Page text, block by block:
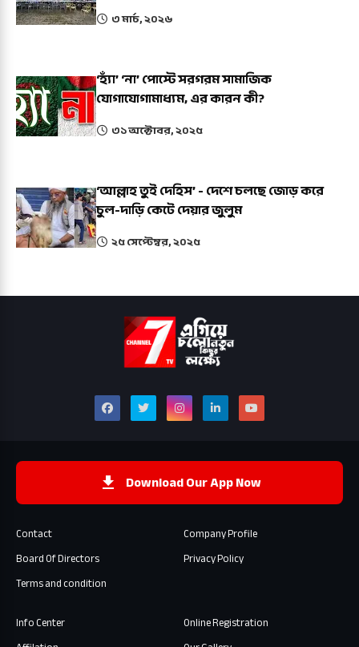
৩ মার্চ, ২০২৬
‘হ্যাঁ’ ‘না’ পোস্টে সরগরম সামাজিক
যোগাযোগামাধ্যম, এর কারন কী?
৩১ অক্টোবর, ২০২৫
‘আল্লাহ তুই দেহিস’ - দেশে চলছে জোড় করে
চুল-দাড়ি কেটে দেয়ার জুলুম
২৫ সেপ্টেম্বর, ২০২৫
Download Our App Now
Contact
Company Profile
Board Of Directors
Privacy Policy
Terms and condition
Info Center
Online Registration